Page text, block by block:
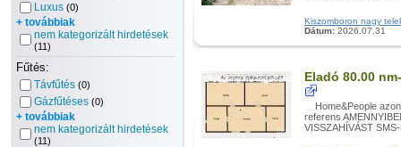
Luxus (0)
+ továbbiak
nem kategorizált hirdetések
(11)
Fűtés:
Távfűtés (0)
Gázfűtéses (0)
+ továbbiak
nem kategorizált hirdetések
(11)
Kiszomboron nagy
Dátum: 2026.07.31
Eladó 80.00
Home&People
referens
VISSZAHÍVÁST